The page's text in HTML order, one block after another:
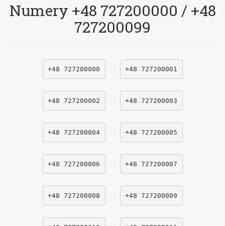
Numery +48 727200000 / +48
727200099
+48 727200000 +48 727200001
+48 727200002 +48 727200003
+48 727200004 +48 727200005
+48 727200006 +48 727200007
+48 727200008 +48 727200009